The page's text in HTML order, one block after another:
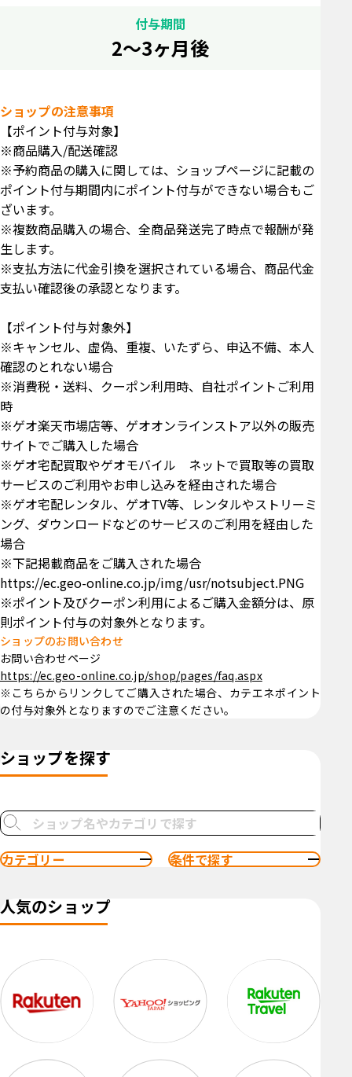
付与期間
2～3ヶ月後
ショップの注意事項
【ポイント付与対象】
※商品購入/配送確認
※予約商品の購入に関しては、ショップページに記載の
ポイント付与期間内にポイント付与ができない場合もご
ざいます。
※複数商品購入の場合、全商品発送完了時点で報酬が発
生します。
※支払方法に代金引換を選択されている場合、商品代金
支払い確認後の承認となります。
【ポイント付与対象外】
※キャンセル、虚偽、重複、いたずら、申込不備、本人
確認のとれない場合
※消費税・送料、クーポン利用時、自社ポイントご利用
時
※ゲオ楽天市場店等、ゲオオンラインストア以外の販売
サイトでご購入した場合
※ゲオ宅配買取やゲオモバイル ネットで買取等の買取
サービスのご利用やお申し込みを経由された場合
※ゲオ宅配レンタル、ゲオTV等、レンタルやストリーミ
ング、ダウンロードなどのサービスのご利用を経由した
場合
※下記掲載商品をご購入された場合
https://ec.geo-online.co.jp/img/usr/notsubject.PNG
※ポイント及びクーポン利用によるご購入金額分は、原
則ポイント付与の対象外となります。
ショップのお問い合わせ
お問い合わせページ
https://ec.geo-online.co.jp/shop/pages/faq.aspx
※こちらからリンクしてご購入された場合、カテエネポイント
の付与対象外となりますのでご注意ください。
ショップを探す
カテゴリー 条件で探す
人気のショップ